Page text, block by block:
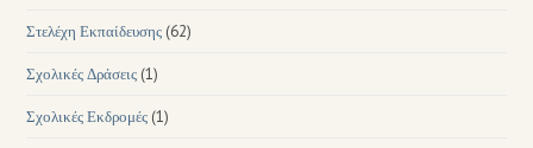
Στελέχη Εκπαίδευσης (62)
Σχολικές Δράσεις (1)
Σχολικές Εκδρομές (1)